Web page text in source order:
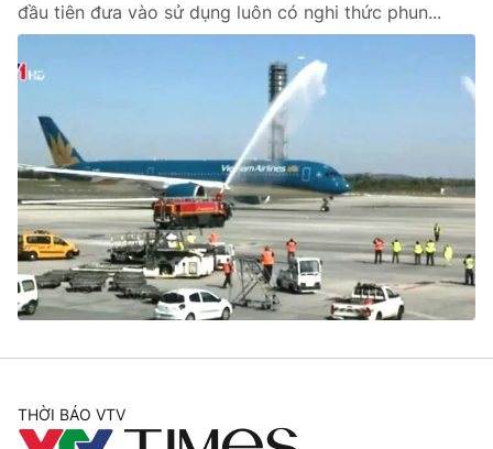
Ðiện thoại Thời báo VTV:024.66 897 897
Liên hệ quảng cáo:
024-7300.7108
thuận bằng văn bản. Ghi rõ nguồn VTV.vn khi phát hành lại
thông tin từ website này.
đầu tiên đưa vào sử dụng luôn có nghi thức phun...
THỜI BÁO VTV